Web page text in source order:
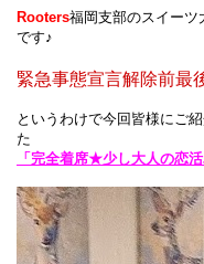
Rooters福岡支部のスイーツ
です♪
緊急事態宣言解除前最
というわけで今回皆様にご
た
「完全着席★少し大人の恋活